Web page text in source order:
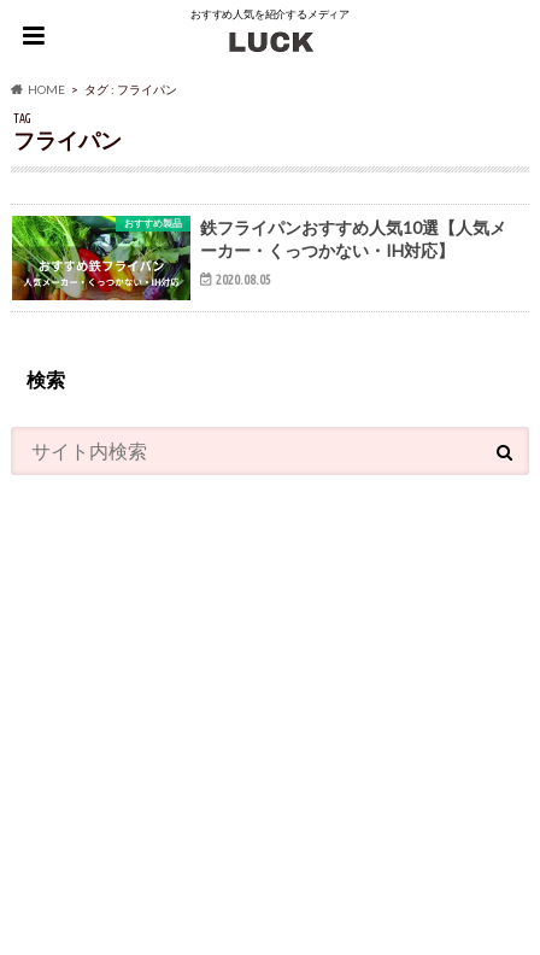
おすすめ人気を紹介するメディア
HOME タグ : フライパン
TAG
フライパン
おすすめ製品
鉄フライパンおすすめ人気10選【人気メ
ーカー・くっつかない・IH対応】
2020.08.05
検索